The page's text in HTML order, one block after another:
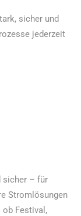
sicher und
jederzeit
sicher – für
Stromlösungen
ob Festival,